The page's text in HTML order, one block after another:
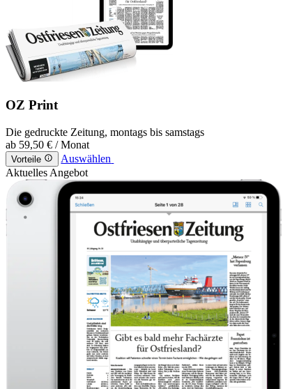
OZ Print
Die gedruckte Zeitung, montags bis samstags
ab 59,50 € / Monat
Vorteile
Auswählen
Aktuelles Angebot